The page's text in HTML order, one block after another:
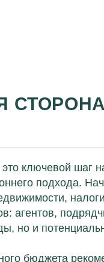
ключевой шаг
подхода.
агентов,
но и
бюджета